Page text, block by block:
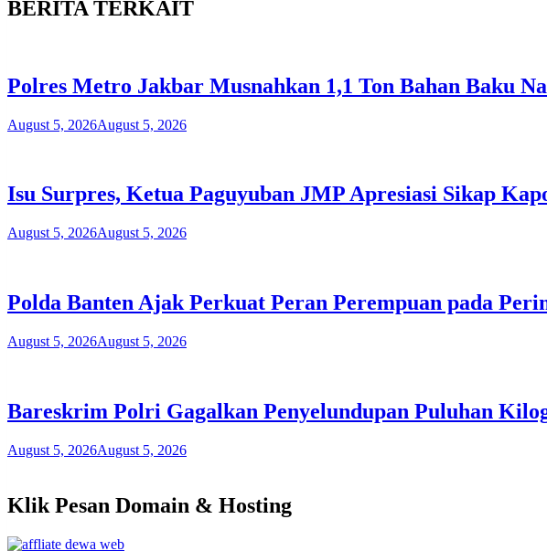
BERITA TERKAIT
Polres Metro Jakbar Musnahkan 1,1 Ton Bahan Baku
August 5, 2026August 5, 2026
Isu Surpres, Ketua Paguyuban JMP Apresiasi Sikap
August 5, 2026August 5, 2026
Polda Banten Ajak Perkuat Peran Perempuan pada
August 5, 2026August 5, 2026
Bareskrim Polri Gagalkan Penyelundupan Puluhan
August 5, 2026August 5, 2026
Klik Pesan Domain & Hosting